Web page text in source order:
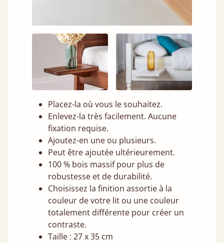
Placez-la où vous le souhaitez.
Enlevez-la très facilement. Aucune
fixation requise.
Ajoutez-en une ou plusieurs.
Peut être ajoutée ultérieurement.
100 % bois massif pour plus de
robustesse et de durabilité.
Choisissez la finition assortie à la
couleur de votre lit ou une couleur
totalement différente pour créer un
contraste.
Taille : 27 x 35 cm